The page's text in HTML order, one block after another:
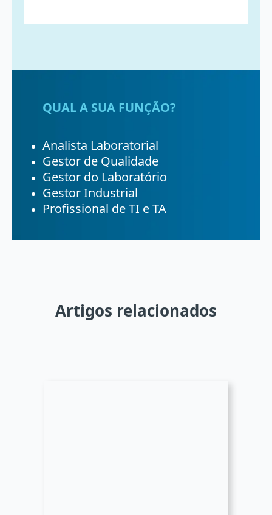
QUAL A SUA FUNÇÃO?
Analista Laboratorial
Gestor de Qualidade
Gestor do Laboratório
Gestor Industrial
Profissional de TI e TA
Artigos relacionados